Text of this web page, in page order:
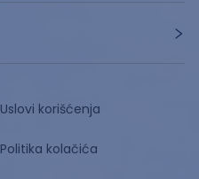
Uslovi korišćenja
Politika kolačića